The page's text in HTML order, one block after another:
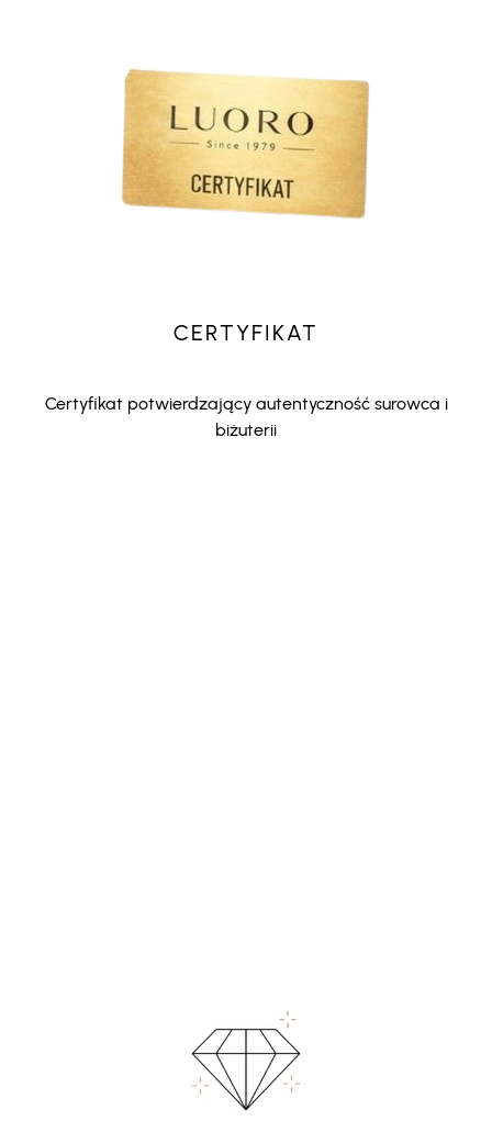
CERTYFIKAT
Certyfikat potwierdzający autentyczność surowca i
biżuterii